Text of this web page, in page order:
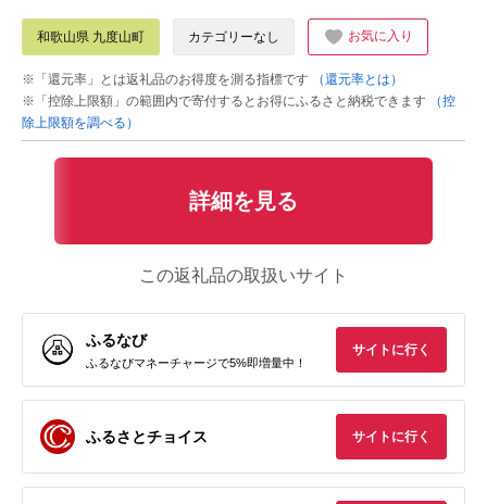
和歌山県 九度山町 カテゴリーなし お気に入り
※「還元率」とは返礼品のお得度を測る指標です
（還元率とは）
※「控除上限額」の範囲内で寄付するとお得にふるさと納税できます
（控
除上限額を調べる）
詳細を見る
この返礼品の取扱いサイト
ふるなび
ふるなびマネーチャージで5%即増量中！
サイトに行く
ふるさとチョイス サイトに行く